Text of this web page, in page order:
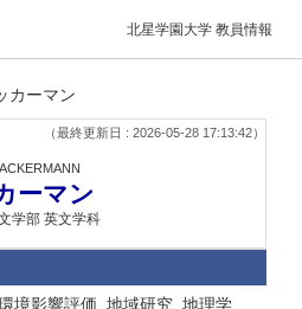
北星学園大学 教員情報
ーマン
（最終更新日 : 2026-05-28 17:13:42）
ーマン
学部 英文学科
境影響評価, 地域研究, 地理学